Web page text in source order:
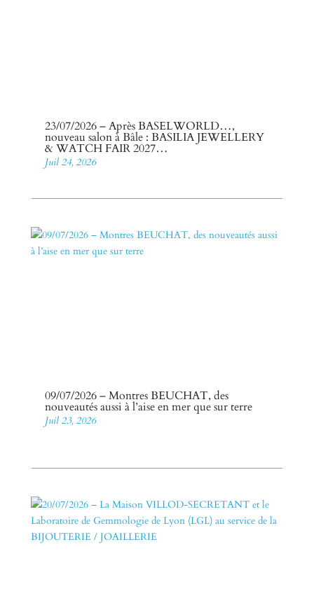
23/07/2026 – Après BASELWORLD…,
nouveau salon à Bâle : BASILIA JEWELLERY
& WATCH FAIR 2027…
Juil 24, 2026
09/07/2026 – Montres BEUCHAT, des
nouveautés aussi à l’aise en mer que sur terre
Juil 23, 2026